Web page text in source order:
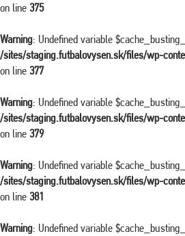
on line 375
Warning: Undefined variable
/sites/staging.futbalovysen.sk/files/wp-
on line 377
Warning: Undefined variable
/sites/staging.futbalovysen.sk/files/wp-
on line 379
Warning: Undefined variable
/sites/staging.futbalovysen.sk/files/wp-
on line 381
Warning: Undefined variable